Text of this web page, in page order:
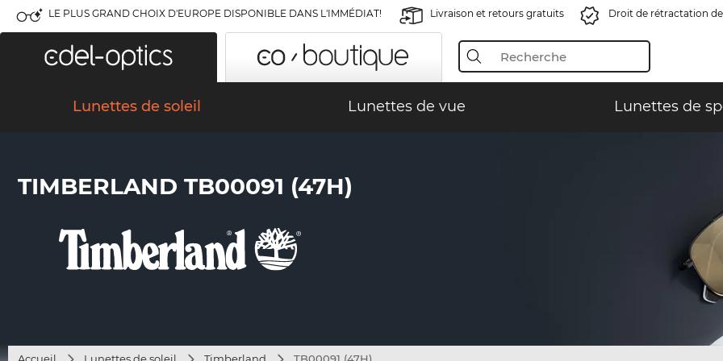
LE PLUS GRAND CHOIX D'EUROPE DISPONIBLE DANS L'IMMÉDIAT! Livraison et retours gratuits Droit de rétractation
Lunettes de soleil Lunettes de vue Lunettes de
TIMBERLAND TB00091 (47H)